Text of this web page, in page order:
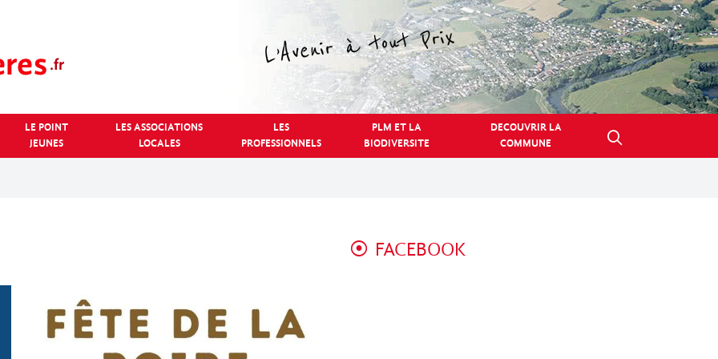
LE POINT
JEUNES
LES ASSOCIATIONS
LOCALES
LES
PROFESSIONNELS
PLM ET LA
BIODIVERSITE
DECOUVRIR LA
COMMUNE
FACEBOOK